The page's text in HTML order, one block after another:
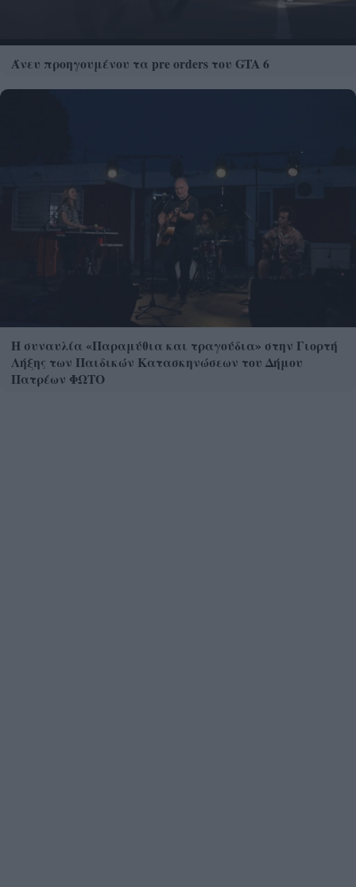
Άνευ προηγουμένου τα pre orders του GTA 6
Η συναυλία «Παραμύθια και τραγούδια» στην Γιορτή
Λήξης των Παιδικών Κατασκηνώσεων του Δήμου
Πατρέων ΦΩΤΟ